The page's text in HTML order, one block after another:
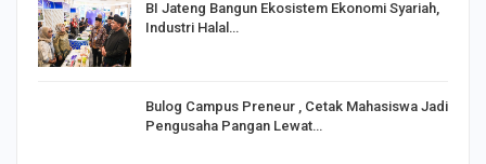
BI Jateng Bangun Ekosistem Ekonomi Syariah,
Industri Halal…
Bulog Campus Preneur , Cetak Mahasiswa Jadi
Pengusaha Pangan Lewat…